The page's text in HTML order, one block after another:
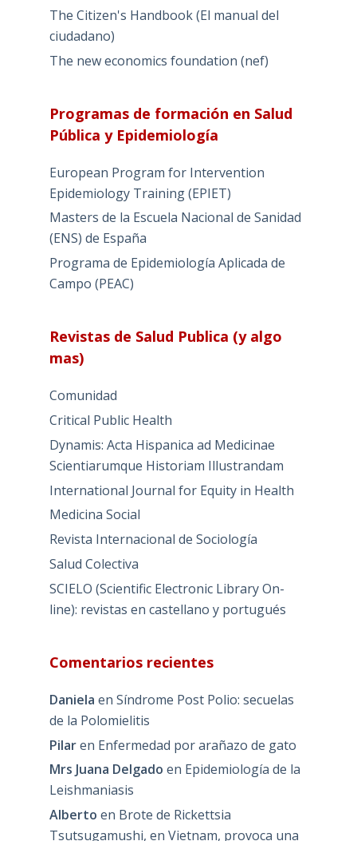
The Citizen's Handbook (El manual del
ciudadano)
The new economics foundation (nef)
Programas de formación en Salud
Pública y Epidemiología
European Program for Intervention
Epidemiology Training (EPIET)
Masters de la Escuela Nacional de Sanidad
(ENS) de España
Programa de Epidemiología Aplicada de
Campo (PEAC)
Revistas de Salud Publica (y algo
mas)
Comunidad
Critical Public Health
Dynamis: Acta Hispanica ad Medicinae
Scientiarumque Historiam Illustrandam
International Journal for Equity in Health
Medicina Social
Revista Internacional de Sociología
Salud Colectiva
SCIELO (Scientific Electronic Library On-
line): revistas en castellano y portugués
Comentarios recientes
Daniela en Síndrome Post Polio: secuelas
de la Polomielitis
Pilaren Enfermedad por arañazo de gato
Mrs Juana Delgado en Epidemiología de la
Leishmaniasis
Alberto en Brote de Rickettsia
Tsutsugamushi, en Vietnam, provoca una